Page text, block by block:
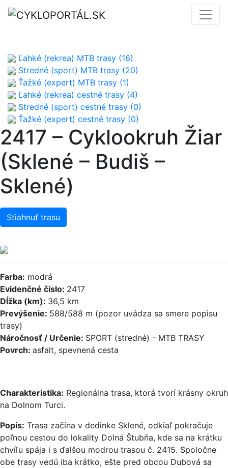
Ľahké (rekrea) MTB trasy (16)
Stredné (sport) MTB trasy (20)
Ťažké (expert) MTB trasy (1)
Ľahké (rekrea) cestné trasy (4)
Stredné (sport) cestné trasy (0)
Ťažké (expert) cestné trasy (0)
2417 – Cyklookruh Žiar
(Sklené – Budiš –
Sklené)
Stiahnuť trasu
Farba: modrá
Evidenčné číslo: 2417
Dĺžka (km): 36,5 km
Prevýšenie: 588/588 m (pozor uvádza sa smere popisu
trasy)
Náročnosť / Určenie: SPORT (stredné) - MTB TRASY
Povrch: asfalt, spevnená cesta
Charakteristika: Regionálna trasa, ktorá tvorí krásny okruh
na Dolnom Turci.
Popis: Trasa začína v dedinke Sklené, odkiaľ pokračuje
poľnou cestou do lokality Dolná Štubňa, kde sa na krátku
chvíľu spája i s ďalšou modrou trasou č. 2415. Spoločne
obe trasy vedú iba krátko, ešte pred obcou Dubová sa